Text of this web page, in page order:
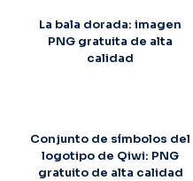
La bala dorada: imagen
PNG gratuita de alta
calidad
Conjunto de símbolos del
logotipo de Qiwi: PNG
gratuito de alta calidad